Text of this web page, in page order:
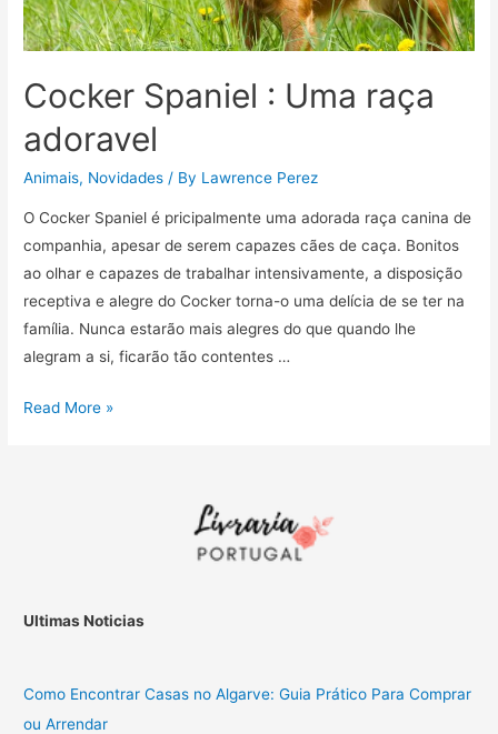
apoiar
o
estar
felino
Cocker Spaniel : Uma raça
adoravel
Animais, Novidades / By Lawrence Perez
O Cocker Spaniel é pricipalmente uma adorada raça canina de
companhia, apesar de serem capazes cães de caça. Bonitos
ao olhar e capazes de trabalhar intensivamente, a disposição
receptiva e alegre do Cocker torna-o uma delícia de se ter na
família. Nunca estarão mais alegres do que quando lhe
alegram a si, ficarão tão contentes …
Cocker
Read More »
Ultimas Noticias
Como Encontrar Casas no Algarve: Guia Prático Para Comprar
ou Arrendar